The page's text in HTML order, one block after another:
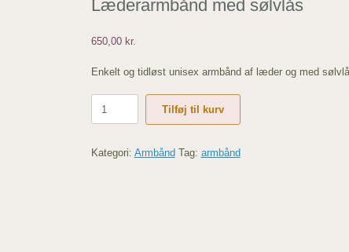
Læderarmbånd med sølvlås
650,00 kr.
Enkelt og tidløst unisex armbånd af læder og med
med
antal
Tilføj til kurv
Kategori: Armbånd Tag: armbånd